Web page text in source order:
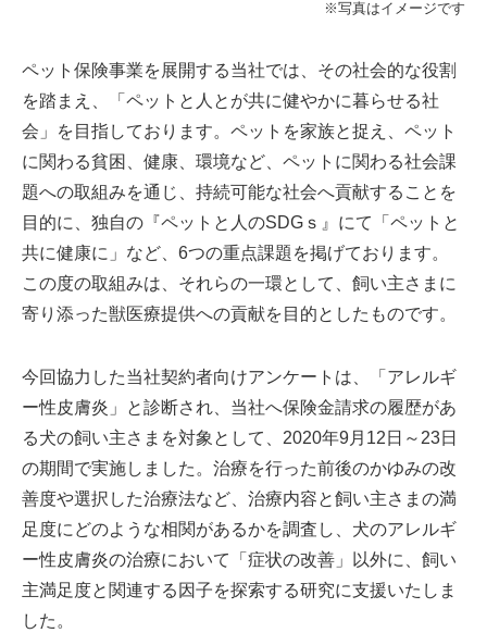
※写真はイメージです
ペット保険事業を展開する当社では、その社会的な役割
を踏まえ、「ペットと人とが共に健やかに暮らせる社
会」を目指しております。ペットを家族と捉え、ペット
に関わる貧困、健康、環境など、ペットに関わる社会課
題への取組みを通じ、持続可能な社会へ貢献することを
目的に、独自の『ペットと人のSDGｓ』にて「ペットと
共に健康に」など、6つの重点課題を掲げております。
この度の取組みは、それらの一環として、飼い主さまに
寄り添った獣医療提供への貢献を目的としたものです。
今回協力した当社契約者向けアンケートは、「アレルギ
ー性皮膚炎」と診断され、当社へ保険金請求の履歴があ
る犬の飼い主さまを対象として、2020年9月12日～23日
の期間で実施しました。治療を行った前後のかゆみの改
善度や選択した治療法など、治療内容と飼い主さまの満
足度にどのような相関があるかを調査し、犬のアレルギ
ー性皮膚炎の治療において「症状の改善」以外に、飼い
主満足度と関連する因子を探索する研究に支援いたしま
した。